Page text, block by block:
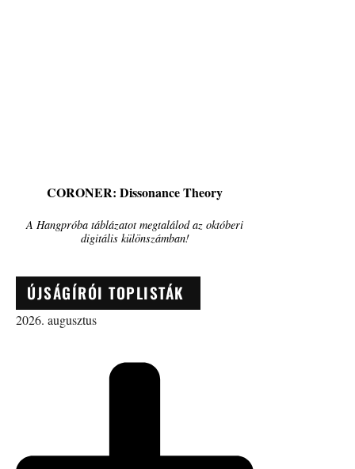
CORONER: Dissonance Theory
A Hangpróba táblázatot megtalálod az októberi
digitális különszámban!
ÚJSÁGÍRÓI TOPLISTÁK
2026. augusztus